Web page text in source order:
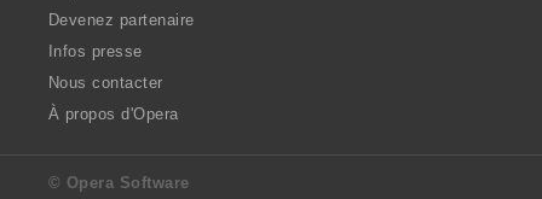
Devenez partenaire
Infos presse
Nous contacter
À propos d'Opera
© Opera Software